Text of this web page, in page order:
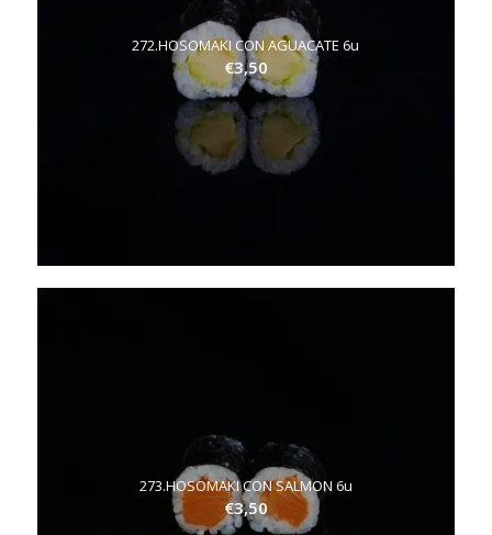
272.HOSOMAKI CON AGUACATE 6u
€3,50
273.HOSOMAKI CON SALMON 6u
€3,50